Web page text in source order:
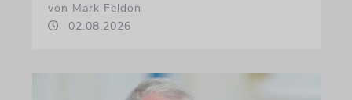
von Mark Feldon
02.08.2026